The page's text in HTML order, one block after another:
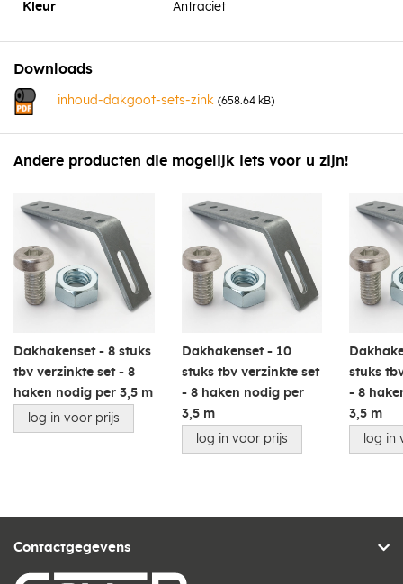
Montagehandleiding
opnemen.
Kleur Antraciet
Downloads
inhoud-dakgoot-sets-zink (658.64 kB)
Andere producten die mogelijk iets voor u zijn!
Dakhakenset - 8 stuks
tbv verzinkte set - 8
haken nodig per 3,5 m
log in voor prijs
Dakhakenset - 10
stuks tbv verzinkte set
- 8 haken nodig per
3,5 m
log in voor prijs
stuks
- 8
3,5 m
log in
Contactgegevens